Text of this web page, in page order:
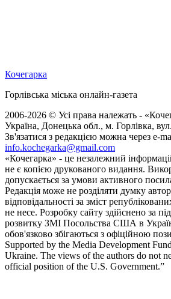
Кочегарка
Горлівська міська онлайн-газета
2006-2026 © Усі права належать -
Україна, Донецька обл., м. Горлівка,
Зв'язатися з редакцією можна через e-
info.kochegarka@gmail.com
«Кочегарка» - це незалежний
не є копією друкованого видання.
допускається за умови активного
Редакція може не розділяти думку
відповідальності за зміст
не несе. Розробку сайту здійснено за
розвитку ЗМІ Посольства США в
обов'язково збігаються з офіційною
Supported by the Media Development
Ukraine. The views of the authors do not
official position of the U.S. Government.”